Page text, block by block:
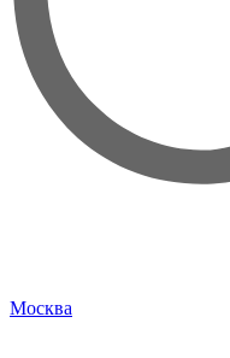
Москва